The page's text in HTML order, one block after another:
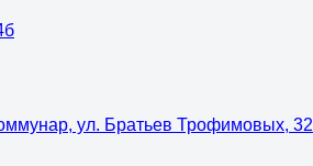
ул. Братьев Трофимовых, 32